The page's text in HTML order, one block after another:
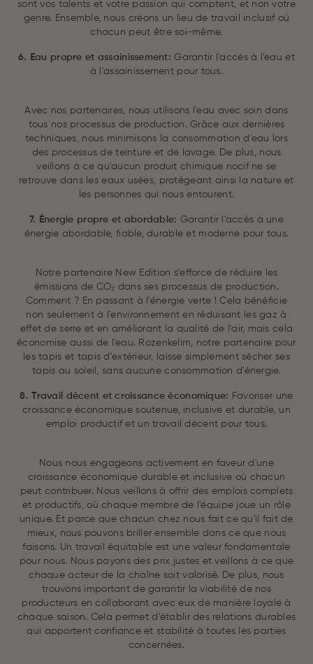
sont vos talents et votre passion qui comptent, et non votre
genre. Ensemble, nous créons un lieu de travail inclusif où
chacun peut être soi-même.
6. Eau propre et assainissement:Garantir l'accès à l'eau et
à l'assainissement pour tous.
Avec nos partenaires, nous utilisons l'eau avec soin dans
tous nos processus de production. Grâce aux dernières
techniques, nous minimisons la consommation d'eau lors
des processus de teinture et de lavage. De plus, nous
veillons à ce qu'aucun produit chimique nocif ne se
retrouve dans les eaux usées, protégeant ainsi la nature et
les personnes qui nous entourent.
7. Énergie propre et abordable: Garantir l'accès à une
énergie abordable, fiable, durable et moderne pour tous.
Notre partenaire New Edition s'efforce de réduire les
émissions de CO₂ dans ses processus de production.
Comment ? En passant à l'énergie verte ! Cela bénéficie
non seulement à l'environnement en réduisant les gaz à
effet de serre et en améliorant la qualité de l'air, mais cela
économise aussi de l'eau. Rozenkelim, notre partenaire pour
les tapis et tapis d'extérieur, laisse simplement sécher ses
tapis au soleil, sans aucune consommation d'énergie.
8. Travail décent et croissance économique: Favoriser une
croissance économique soutenue, inclusive et durable, un
emploi productif et un travail décent pour tous.
Nous nous engageons activement en faveur d'une
croissance économique durable et inclusive où chacun
peut contribuer. Nous veillons à offrir des emplois complets
et productifs, où chaque membre de l'équipe joue un rôle
unique. Et parce que chacun chez nous fait ce qu'il fait de
mieux, nous pouvons briller ensemble dans ce que nous
faisons. Un travail équitable est une valeur fondamentale
pour nous. Nous payons des prix justes et veillons à ce que
chaque acteur de la chaîne soit valorisé. De plus, nous
trouvons important de garantir la viabilité de nos
producteurs en collaborant avec eux de manière loyale à
chaque saison. Cela permet d'établir des relations durables
qui apportent confiance et stabilité à toutes les parties
concernées.